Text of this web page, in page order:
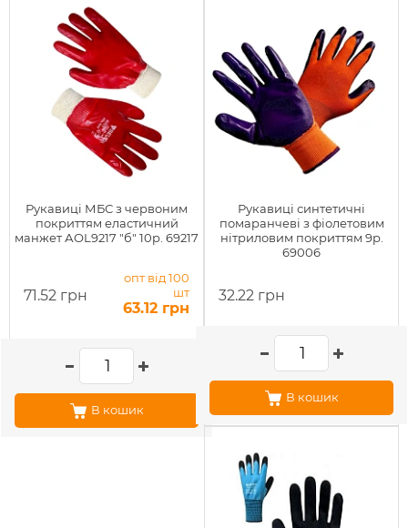
Рукавиці МБС з червоним
покриттям еластичний
манжет АОL9217 "б" 10р. 69217
71.52 грн
опт від 100
шт
63.12 грн
В кошик
Рукавиці синтетичні
помаранчеві з фіолетовим
нітриловим покриттям 9р.
69006
32.22 грн
В кошик